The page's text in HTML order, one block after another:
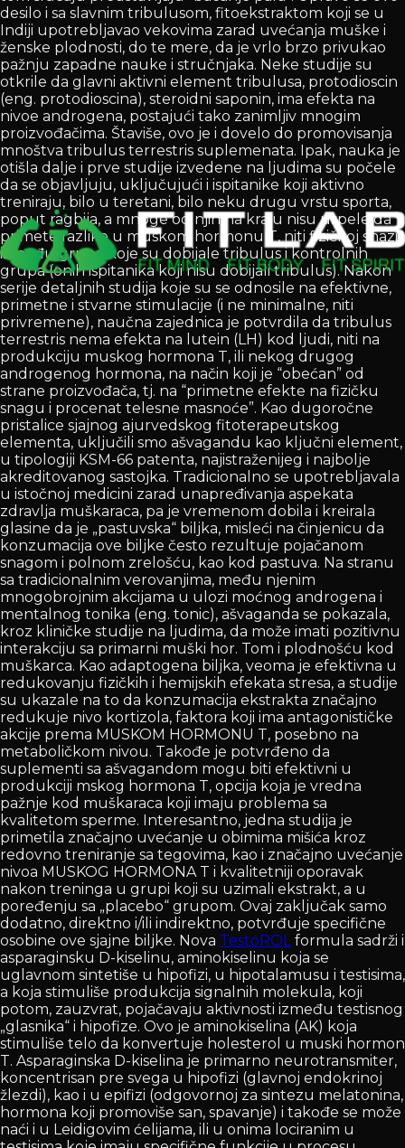
desilo i sa slavnim tribulusom, fitoekstraktom koji se u
Indiji upotrebljavao vekovima zarad uvećanja muške i
ženske plodnosti, do te mere, da je vrlo brzo privukao
pažnju zapadne nauke i stručnjaka. Neke studije su
otkrile da glavni aktivni element tribulusa, protodioscin
(eng. protodioscina), steroidni saponin, ima efekta na
nivoe androgena, postajući tako zanimljiv mnogim
proizvođačima. Štaviše, ovo je i dovelo do promovisanja
mnoštva tribulus terrestris suplemenata. Ipak, nauka je
otišla dalje i prve studije izvedene na ljudima su počele
da se objavljuju, uključujući i ispitanike koji aktivno
treniraju, bilo u teretani, bilo neku drugu vrstu sporta,
poput ragbija, a mnoge od njih na kraju nisu uspele da
primete razlike u muskom hormonu T, niti fizičkoj snazi
između grupa koje su dobijale tribulus i kontrolnih
grupa (onih ispitanika koji nisu dobijali tribulus). Nakon
serije detaljnih studija koje su se odnosile na efektivne,
primetne i stvarne stimulacije (i ne minimalne, niti
privremene), naučna zajednica je potvrdila da tribulus
terrestris nema efekta na lutein (LH) kod ljudi, niti na
produkciju muskog hormona T, ili nekog drugog
androgenog hormona, na način koji je “obećan” od
strane proizvođača, tj. na “primetne efekte na fizičku
snagu i procenat telesne masnoće”. Kao dugoročne
pristalice sjajnog ajurvedskog fitoterapeutskog
elementa, uključili smo ašvagandu kao ključni element,
u tipologiji KSM-66 patenta, najistraženijeg i najbolje
akreditovanog sastojka. Tradicionalno se upotrebljavala
u istočnoj medicini zarad unapređivanja aspekata
zdravlja muškaraca, pa je vremenom dobila i kreirala
glasine da je „pastuvska“ biljka, misleći na činjenicu da
konzumacija ove biljke često rezultuje pojačanom
snagom i polnom zrelošću, kao kod pastuva. Na stranu
sa tradicionalnim verovanjima, među njenim
mnogobrojnim akcijama u ulozi moćnog androgena i
mentalnog tonika (eng. tonic), ašvaganda se pokazala,
kroz kliničke studije na ljudima, da može imati pozitivnu
interakciju sa primarni muški hor. Tom i plodnošću kod
muškarca. Kao adaptogena biljka, veoma je efektivna u
redukovanju fizičkih i hemijskih efekata stresa, a studije
su ukazale na to da konzumacija ekstrakta značajno
redukuje nivo kortizola, faktora koji ima antagonističke
akcije prema MUSKOM HORMONU T, posebno na
metaboličkom nivou. Takođe je potvrđeno da
suplementi sa ašvagandom mogu biti efektivni u
produkciji mskog hormona T, opcija koja je vredna
pažnje kod muškaraca koji imaju problema sa
kvalitetom sperme. Interesantno, jedna studija je
primetila značajno uvećanje u obimima mišića kroz
redovno treniranje sa tegovima, kao i značajno uvećanje
nivoa MUSKOG HORMONA T i kvalitetniji oporavak
nakon treninga u grupi koji su uzimali ekstrakt, a u
poređenju sa „placebo“ grupom. Ovaj zaključak samo
dodatno, direktno i/ili indirektno, potvrđuje specifične
osobine ove sjajne biljke. Nova TestoROLformula sadrži i
asparaginsku D-kiselinu, aminokiselinu koja se
uglavnom sintetiše u hipofizi, u hipotalamusu i testisima,
a koja stimuliše produkcija signalnih molekula, koji
potom, zauzvrat, pojačavaju aktivnosti između testisnog
„glasnika“ i hipofize. Ovo je aminokiselina (AK) koja
stimuliše telo da konvertuje holesterol u muski hormon
T. Asparaginska D-kiselina je primarno neurotransmiter,
koncentrisan pre svega u hipofizi (glavnoj endokrinoj
žlezdi), kao i u epifizi (odgovornoj za sintezu melatonina,
hormona koji promoviše san, spavanje) i takođe se može
naći i u Leidigovim ćelijama, ili u onima lociranim u